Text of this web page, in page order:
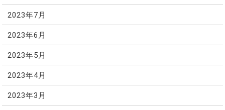
2023年7月
2023年6月
2023年5月
2023年4月
2023年3月